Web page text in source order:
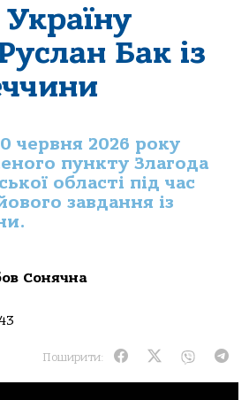
Бак із
червня 2026 року
пункту Злагода
області під час
завдання із
Сонячна
Поширити: